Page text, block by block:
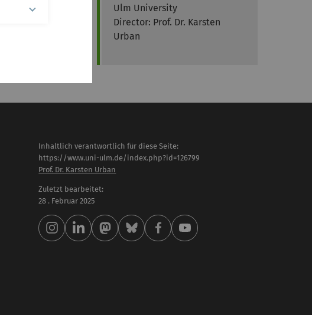
Ulm University
Director: Prof. Dr. Karsten
Urban
Inhaltlich verantwortlich für diese Seite:
https://www.uni-ulm.de/index.php?id=126799
Prof. Dr. Karsten Urban
Zuletzt bearbeitet:
28 . Februar 2025